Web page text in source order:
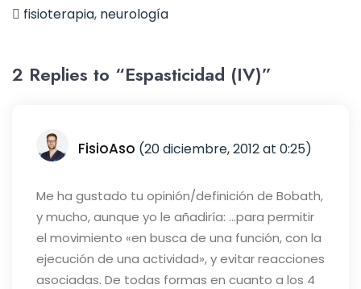
fisioterapia, neurología
2 Replies to “Espasticidad (IV)”
FisioAso (20 diciembre, 2012 at 0:25)
Me ha gustado tu opinión/definición de Bobath,
y mucho, aunque yo le añadiría: …para permitir
el movimiento «en busca de una función, con la
ejecución de una actividad», y evitar reacciones
asociadas. De todas formas en cuanto a los 4